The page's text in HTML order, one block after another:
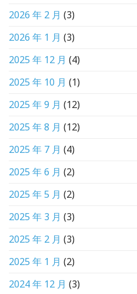
2026 年 2 月 (3)
2026 年 1 月 (3)
2025 年 12 月 (4)
2025 年 10 月 (1)
2025 年 9 月 (12)
2025 年 8 月 (12)
2025 年 7 月 (4)
2025 年 6 月 (2)
2025 年 5 月 (2)
2025 年 3 月 (3)
2025 年 2 月 (3)
2025 年 1 月 (2)
2024 年 12 月 (3)